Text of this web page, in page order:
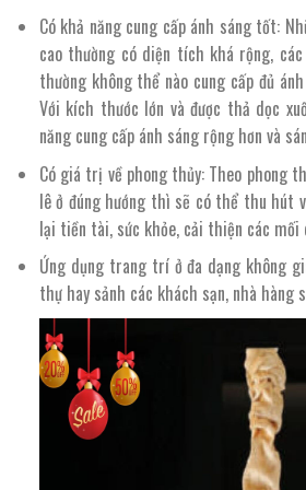
Có khả năng cung cấp ánh sáng tốt:
cao thường có diện tích khá rộng,
thường không thể nào cung cấp đủ
Với kích thước lớn và được thả dọc
năng cung cấp ánh sáng rộng hơn và
Có giá trị về phong thủy: Theo phong
lê ở đúng hướng thì sẽ có thể thu hút
lại tiền tài, sức khỏe, cải thiện các mối
Ứng dụng trang trí ở đa dạng không
thự hay sảnh các khách sạn, nhà hàng